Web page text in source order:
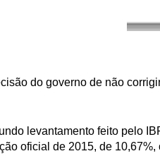
do governo de não
levantamento feito pelo
oficial de 2015, de